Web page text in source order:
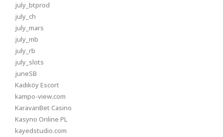
july_btprod
july_ch
july_mars
july_mb
july_rb
july_slots
juneSB
Kadıköy Escort
kampo-view.com
KaravanBet Casino
Kasyno Online PL
kayedstudio.com